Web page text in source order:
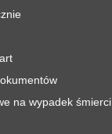
na wypadek śmierci